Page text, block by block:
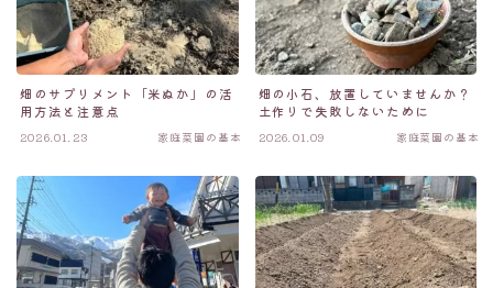
畑のサプリメント「米ぬか」の活
用方法と注意点
2026.01.23 家庭菜園の基本
畑の小石、放置していませんか？
土作りで失敗しないために
2026.01.09 家庭菜園の基本